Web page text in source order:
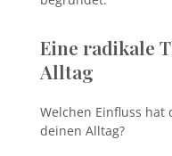
Eine radikale
Alltag
Welchen Einfluss
deinen Alltag?